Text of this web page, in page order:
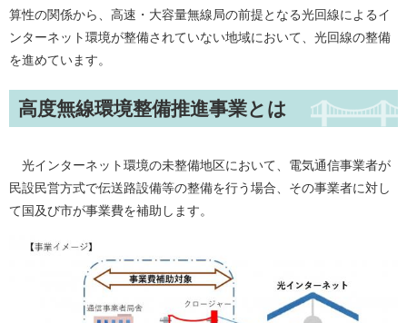
算性の関係から、高速・大容量無線局の前提となる光回線によるイ
ンターネット環境が整備されていない地域において、光回線の整備
を進めています。
高度無線環境整備推進事業とは
光インターネット環境の未整備地区において、電気通信事業者が
民設民営方式で伝送路設備等の整備を行う場合、その事業者に対し
て国及び市が事業費を補助します。